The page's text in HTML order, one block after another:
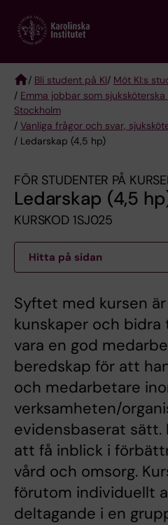
main
Breadcrumb
/ Bli student på KI/ Möt KI:s
/ Emma jobbar som
Stockholm
/ Vanliga frågor och svar,
/ Ledarskap (4,5 hp)
FÖR STUDENTER PÅ
Ledarskap (4,5
KURSKOD 1SJ025
Hitta på sidan
Syftet med kursen
kunskaper och bidra
vara en god
beredskap för att
och medarbetare
verksamheten/
evidensbaserat sätt.
att få inblick i
vård och omsorg.
förutom individuellt
deltagande i en